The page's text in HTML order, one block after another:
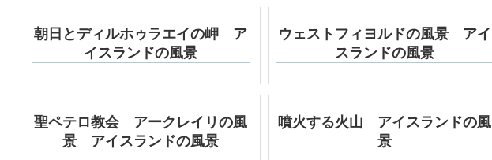
朝日とディルホゥラエイの岬 ア
イスランドの風景
ウェストフィヨルドの風景 アイ
スランドの風景
聖ペテロ教会 アークレイリの風
景 アイスランドの風景
噴火する火山 アイスランドの風
景